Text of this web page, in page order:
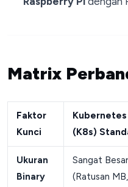
Matrix
Faktor
Kunci
Kubernetes
(K8s)
Ukuran
Binary
Sangat Besar
(Ratusan MB,